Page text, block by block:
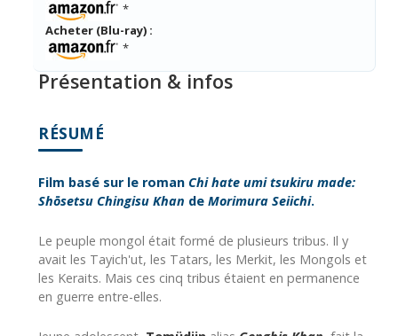
*
Acheter (Blu-ray) :
*
Présentation & infos
RÉSUMÉ
Film basé sur le roman Chi hate umi tsukiru made:
Shōsetsu Chingisu Khan de Morimura Seiichi.
Le peuple mongol était formé de plusieurs tribus. Il y
avait les Tayich'ut, les Tatars, les Merkit, les Mongols et
les Keraits. Mais ces cinq tribus étaient en permanence
en guerre entre-elles.